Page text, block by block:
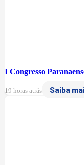
I Congresso
19 horas atrás Saiba